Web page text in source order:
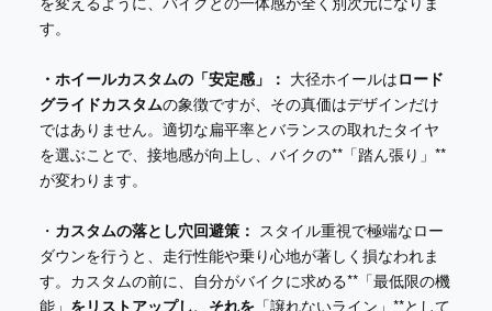
す。
・ホイールカスタムの「安定感」： 大径ホイールはロード
グライドカスタムの象徴ですが、その真価はデザインだけ
ではありません。適切な扁平率とバランスの取れたタイヤ
を選ぶことで、接地感が向上し、バイクの**「踏ん張り」**
が変わります。
・ カスタムの落とし穴回避策： スタイル重視で極端なロー
ダウンを行うと、走行性能や乗り心地が著しく損なわれま
す。カスタムの前に、自分がバイクに求める**「最低限の機
能」 をリストアップし、それを 「譲れないライン」**として